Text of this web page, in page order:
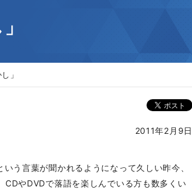
」
2011年2月9日
う言葉が聞かれるようになって久しい昨今、
CDやDVDで落語を楽しんでいる方も数多くい